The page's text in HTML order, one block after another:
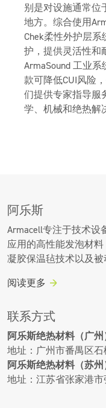
别是对设施通常位
地方。综合使用
Chek柔性外护层
护，提供灵活性和
ArmaSound 工业
款可降低CUI风险
们提供专家指导服
学、机械和绝热解
阿乐斯
Armacell专注于技术设
应用的高性能发泡材
凝胶保温毡技术以及被
阅读更多
联系方式
阿乐斯绝热材料（广州
地址：广州市番禺区
阿乐斯绝热材料（苏州
地址：江苏省张家港